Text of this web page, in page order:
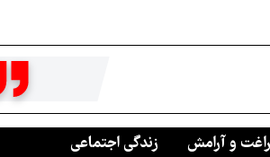
و آرامش زندگی اجتماعی